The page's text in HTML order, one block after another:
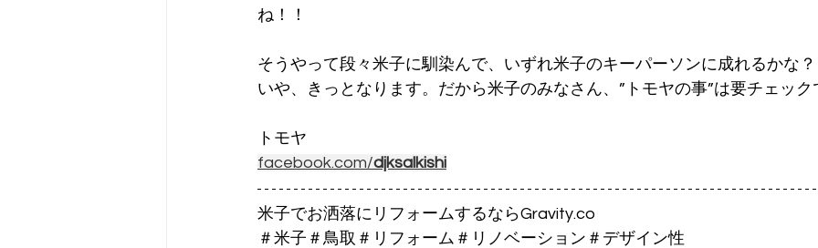
ね！！
そうやって段々米子に馴染んで、いずれ米子のキーパーソンに成れるかな？
いや、きっとなります。だから米子のみなさん、”トモヤの事”は要チェックで
トモヤ
facebook.com/djksalkishi
米子でお洒落にリフォームするならGravity.co
＃米子＃鳥取＃リフォーム＃リノベーション＃デザイン性